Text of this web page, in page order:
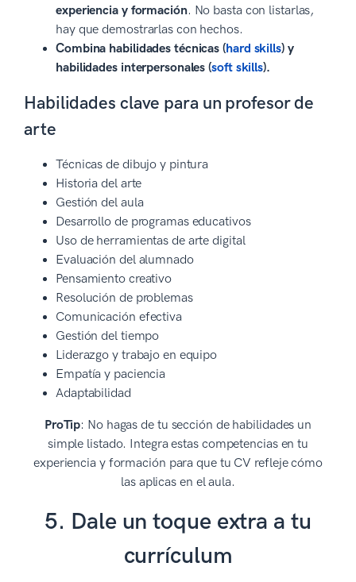
experiencia y formación. No basta con listarlas,
hay que demostrarlas con hechos.
Combina habilidades técnicas (hard skills) y
habilidades interpersonales (soft skills).
Habilidades clave para un profesor de
arte
Técnicas de dibujo y pintura
Historia del arte
Gestión del aula
Desarrollo de programas educativos
Uso de herramientas de arte digital
Evaluación del alumnado
Pensamiento creativo
Resolución de problemas
Comunicación efectiva
Gestión del tiempo
Liderazgo y trabajo en equipo
Empatía y paciencia
Adaptabilidad
ProTip: No hagas de tu sección de habilidades un
simple listado. Integra estas competencias en tu
experiencia y formación para que tu CV refleje cómo
las aplicas en el aula.
5. Dale un toque extra a tu
currículum